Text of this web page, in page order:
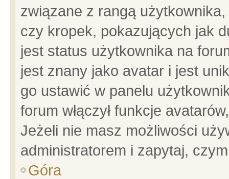
związane z rangą
czy kropek, pokazujących jak
jest status użytkownika na
jest znany jako avatar i jest
go ustawić w panelu
forum włączył funkcje
Jeżeli nie masz możliwości
administratorem i zapytaj,
Góra